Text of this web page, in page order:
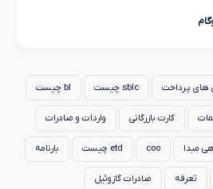
پرداخت sblc چیست bl چیست
کارت بازرگانی واردات و صادرات
مبدا coo etd چیست بارنامه
تعرفه صادرات گازوئیل